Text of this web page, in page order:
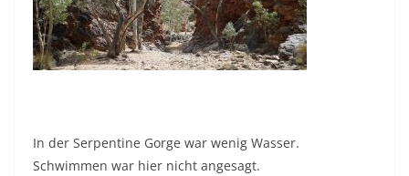
In der Serpentine Gorge war wenig Wasser.
Schwimmen war hier nicht angesagt.